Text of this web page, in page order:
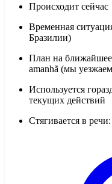
Происходит
Временная
Бразилии)
План на
amanhã (мы
Используется
текущих действий
Стягивается в речи: